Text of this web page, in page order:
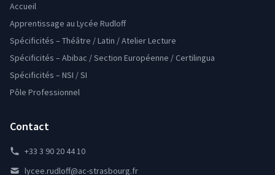
Accueil
Apprentissage au Lycée Rudloff
Spécificités – Théâtre / Latin / Atelier Lecture
Spécificités – Abibac / Section Européenne / Certilingua
Spécificités – NSI / SI
Pôle Professionnel
Contact
+33 3 90 20 44 10
lycee.rudloff@ac-strasbourg.fr